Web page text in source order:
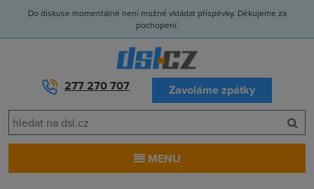
Do diskuse momentálně není možné vkládat příspěvky. Děkujeme za
pochopení.
277 270 707 Zavoláme zpátky
MENU